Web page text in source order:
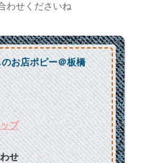
わせくださいね
お店ポピー＠板橋
プ
せ